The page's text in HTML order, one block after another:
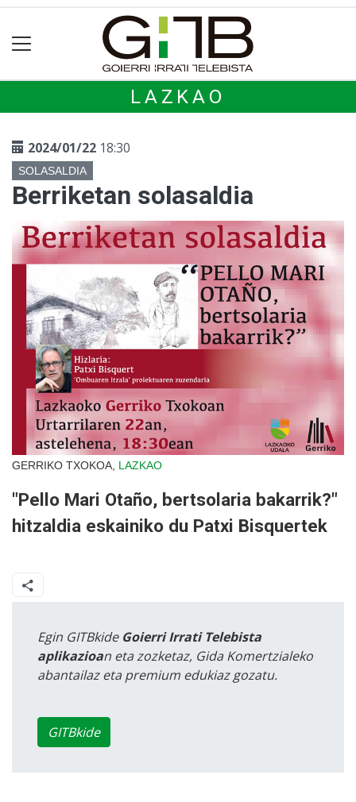
LAZKAO
2024/01/22 18:30
SOLASALDIA
Berriketan solasaldia
GERRIKO TXOKOA, LAZKAO
"Pello Mari Otaño, bertsolaria bakarrik?"
hitzaldia eskainiko du Patxi Bisquertek
Egin GITBkide Goierri Irrati Telebista
aplikazioan eta zozketaz, Gida Komertzialeko
abantailaz eta premium edukiaz gozatu.
GITBkide